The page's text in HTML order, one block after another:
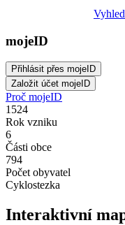
mojeID
Proč mojeID
1524
Rok vzniku
6
Části obce
794
Počet obyvatel
Cyklostezka
Interaktivní